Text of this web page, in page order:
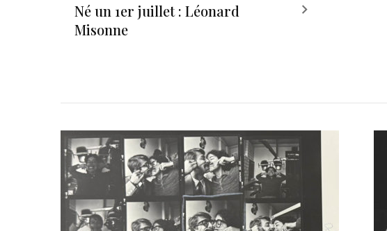
Né un 1er juillet : Léonard
Misonne